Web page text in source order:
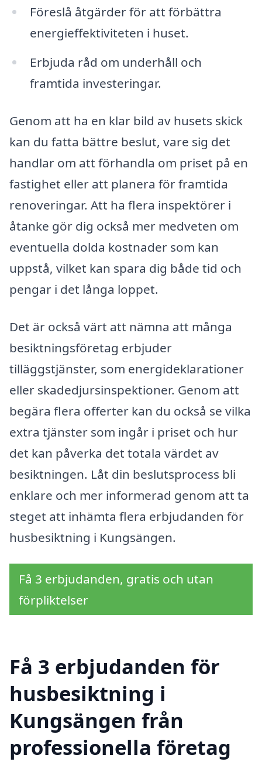
Föreslå åtgärder för att förbättra
energieffektiviteten i huset.
Erbjuda råd om underhåll och
framtida investeringar.
Genom att ha en klar bild av husets skick
kan du fatta bättre beslut, vare sig det
handlar om att förhandla om priset på en
fastighet eller att planera för framtida
renoveringar. Att ha flera inspektörer i
åtanke gör dig också mer medveten om
eventuella dolda kostnader som kan
uppstå, vilket kan spara dig både tid och
pengar i det långa loppet.
Det är också värt att nämna att många
besiktningsföretag erbjuder
tilläggstjänster, som energideklarationer
eller skadedjursinspektioner. Genom att
begära flera offerter kan du också se vilka
extra tjänster som ingår i priset och hur
det kan påverka det totala värdet av
besiktningen. Låt din beslutsprocess bli
enklare och mer informerad genom att ta
steget att inhämta flera erbjudanden för
husbesiktning i Kungsängen.
Få 3 erbjudanden, gratis och utan
förpliktelser
Få 3 erbjudanden för
husbesiktning i
Kungsängen från
professionella företag